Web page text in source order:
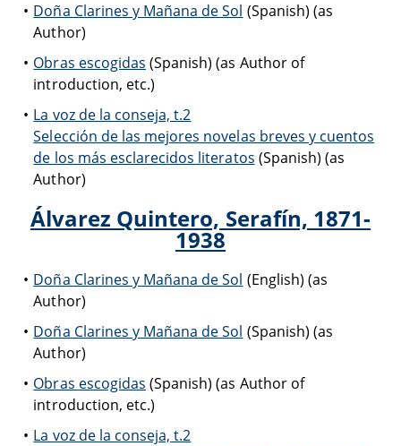
Doña Clarines y Mañana de Sol (Spanish) (as
Author)
Obras escogidas (Spanish) (as Author of
introduction, etc.)
La voz de la conseja, t.2
Selección de las mejores novelas breves y cuentos
de los más esclarecidos literatos (Spanish) (as
Author)
Álvarez Quintero, Serafín, 1871-
1938
Doña Clarines y Mañana de Sol (English) (as
Author)
Doña Clarines y Mañana de Sol (Spanish) (as
Author)
Obras escogidas (Spanish) (as Author of
introduction, etc.)
La voz de la conseja, t.2